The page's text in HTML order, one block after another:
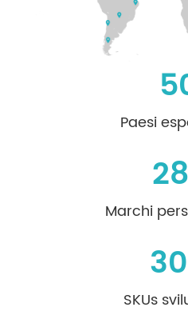
Paesi
Marchi
SKUs